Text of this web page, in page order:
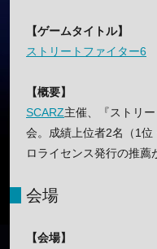
【ゲームタイトル】
ストリートファイター6
【概要】
SCARZ主催、『ストリ
会。成績上位者2名（1位
ロライセンス発行の推薦
会場
【会場】